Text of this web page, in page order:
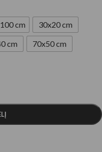
cm
30x20 cm
cm
70x50 cm